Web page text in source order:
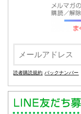
読者購読規約 バックナンバー